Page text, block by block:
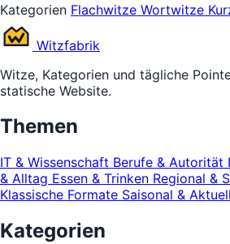
Kategorien Flachwitze Wortwitze
Witzfabrik
Witze, Kategorien und tägliche
statische Website.
Themen
IT & Wissenschaft Berufe & Autorität
& Alltag Essen & Trinken Regional &
Klassische Formate Saisonal & Aktuell
Kategorien